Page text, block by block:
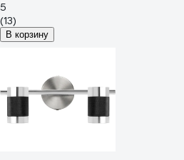
5
(13)
В корзину